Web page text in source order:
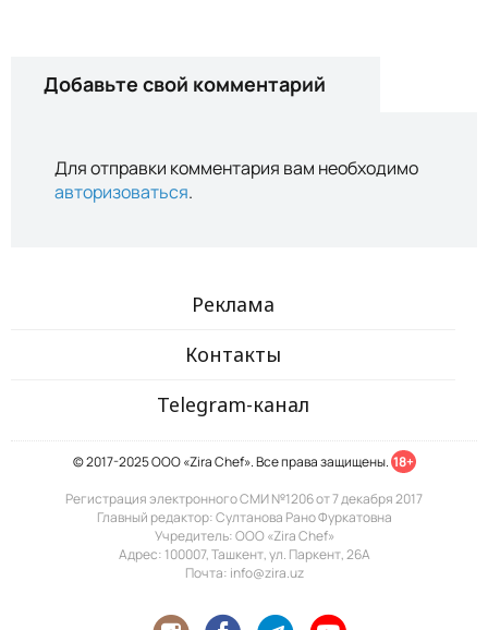
Добавьте свой комментарий
Для отправки комментария вам необходимо
авторизоваться.
Реклама
Контакты
Telegram-канал
© 2017-2025 ООО «Zira Chef». Все права защищены. 18+
Регистрация электронного СМИ №1206 от 7 декабря 2017
Главный редактор: Султанова Рано Фуркатовна
Учредитель: ООО «Zira Chef»
Адрес: 100007, Ташкент, ул. Паркент, 26А
Почта: info@zira.uz